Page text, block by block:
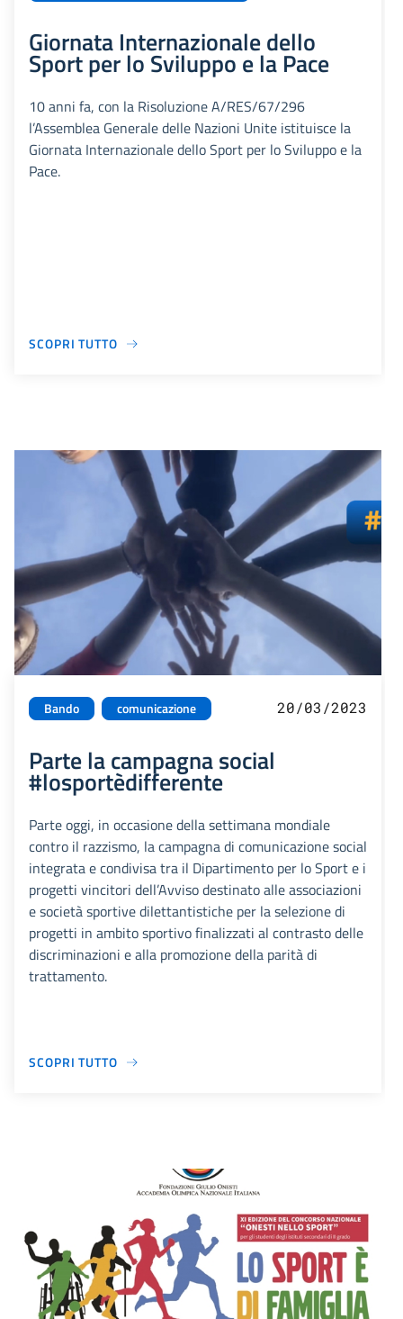
Giornata Internazionale dello
Sport per lo Sviluppo e la Pace
10 anni fa, con la Risoluzione A/RES/67/296
l’Assemblea Generale delle Nazioni Unite istituisce la
Giornata Internazionale dello Sport per lo Sviluppo e la
Pace.
SCOPRI TUTTO
Bando comunicazione 20/03/2023
Parte la campagna social
#losportèdifferente
Parte oggi, in occasione della settimana mondiale
contro il razzismo, la campagna di comunicazione social
integrata e condivisa tra il Dipartimento per lo Sport e i
progetti vincitori dell’Avviso destinato alle associazioni
e società sportive dilettantistiche per la selezione di
progetti in ambito sportivo finalizzati al contrasto delle
discriminazioni e alla promozione della parità di
trattamento.
SCOPRI TUTTO